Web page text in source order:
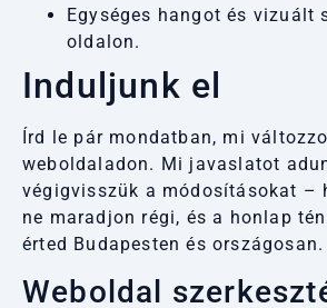
Egységes hangot és vizuált
oldalon.
Induljunk el
Írd le pár mondatban, mi
weboldaladon. Mi javaslatot
végigvisszük a módosításokat –
ne maradjon régi, és a honlap
érted Budapesten és országosan.
Weboldal